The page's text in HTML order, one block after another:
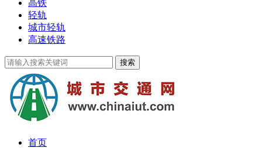
高铁
轻轨
城市轻轨
高速铁路
首页